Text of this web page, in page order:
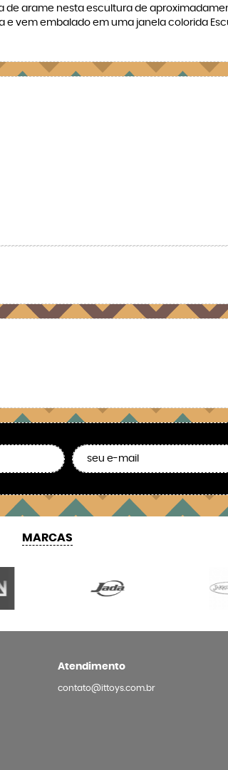
arame nesta escultura de
vem embalado em uma janela colorida
MARCAS
Atendimento
contato@ittoys.com.br